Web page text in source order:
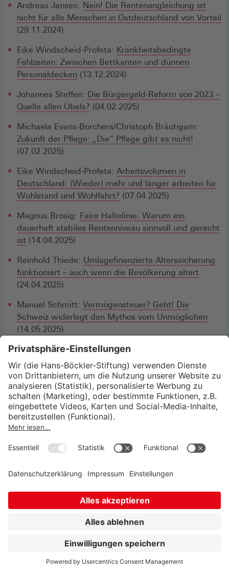
Andreas Jansen: Nein! Die Rentenangleichung ist
nicht für alle Menschen in Ostdeutschland von Vorteil
(29.11.2024)
Eike Windscheid-Profeta: Krankheitsbedingte
Fehlzeiten: Zwischen Bettkanten und dünnen
Personaldecken (13.12.2024)
Johannes Steffen: Die Bürgergeld-Reform von 2023 –
Quelle allen Übels? (04.02.2025)
Michaela Evans-Borchers/Christoph Bräutigam:
Zukunft der Pflege: „Die“ Pflege gibt es nicht!
(07.02.2025)
Eike Windscheid-Profeta: Arbeitsvolumen in
Deutschland: (Wieder) mehr und länger arbeiten für
Wohlstand und Wohlfahrt? (07.04.2025)
Magnus Brosig: Faire Haltelinie: Warum ein
dauerhaft stabiles Rentenniveau sinnvoll und gerecht
ist (14.04.2025)
Reinhold Thiede: Umlagefinanzierte Alterssicherung
funktioniert – auch wenn die Bevölkerung altert
(24.04.2025)
Manuel Schmitt: Vermögensteuer? Geht! Die
Schweiz widerlegt den Mythos vom Unmöglichen
(14.05.2025)
Heinz Rothgang:Mythen in der Pflegeversicherung
(22.05.2025)
Eike Windscheid-Profeta:Alt, krank, weiblich:
Abwertung im Betrieb verhindert die Ausschöpfung
von Erwerbspotenzialen(05.02.2026)
René Böhme/Irene Dingeldey:
Arbeitslosen“
(09.03.2026)
Michael Simon:Gibt es in deutschen
(21.04.2026)
weitere Beiträge in Vorbereitung
Zentrale Thesen und Argumente im Überblick